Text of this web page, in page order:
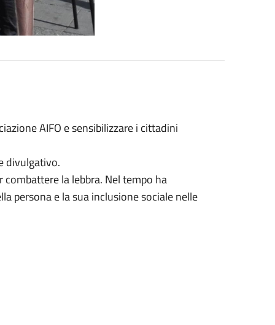
AIFO e sensibilizzare i cittadini
divulgativo.
combattere la lebbra. Nel tempo ha
persona e la sua inclusione sociale nelle